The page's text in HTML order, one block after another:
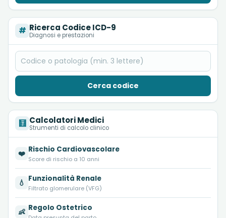
# Ricerca Codice ICD-9
Diagnosi e prestazioni
Cerca codice
🧮 Calcolatori Medici
Strumenti di calcolo clinico
❤️ Rischio Cardiovascolare
Score di rischio a 10 anni
💧 Funzionalità Renale
Filtrato glomerulare (VFG)
👶 Regolo Ostetrico